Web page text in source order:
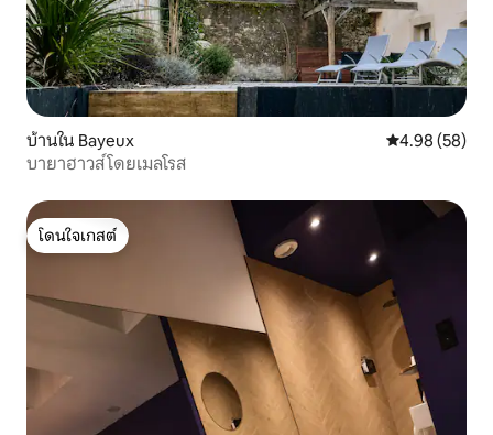
บ้านใน Bayeux คะแนนเฉลี่ย
4.98 (58)
บายาฮาวส์ โดยเมลโรส
โดนใจเกสต์
โดนใจเกสต์